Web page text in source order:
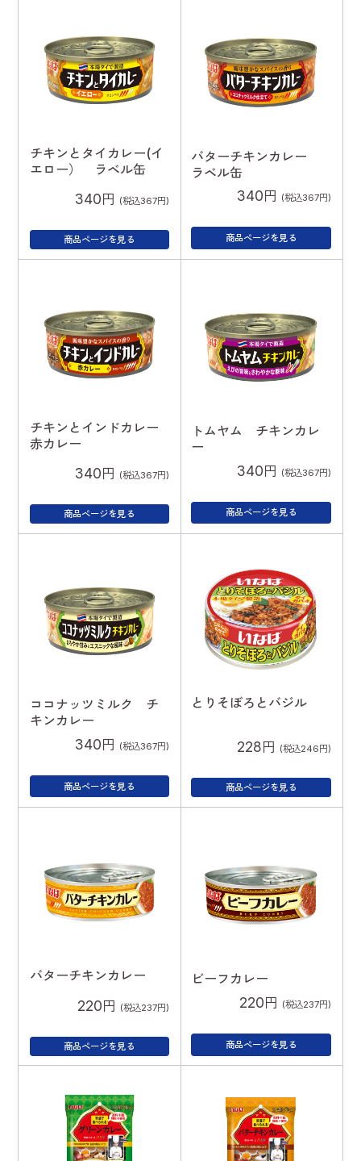
チキンとタイカレー(イ
エロー） ラベル缶
340円 (税込367円)
商品ページを見る
バターチキンカレー
ラベル缶
340円 (税込367円)
商品ページを見る
チキンとインドカレー
赤カレー
340円 (税込367円)
商品ページを見る
トムヤム チキンカレ
ー
340円 (税込367円)
商品ページを見る
ココナッツミルク チ
キンカレー
340円 (税込367円)
商品ページを見る
とりそぼろとバジル
228円 (税込246円)
商品ページを見る
バターチキンカレー
220円 (税込237円)
商品ページを見る
ビーフカレー
220円 (税込237円)
商品ページを見る